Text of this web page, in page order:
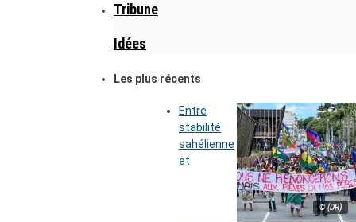
Tribune
Idées
Les plus récents
© (DR)
Entre
stabilité
sahélienne
et